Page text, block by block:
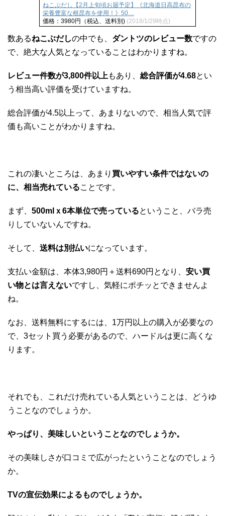
ねこぶだし【2月上旬頃お届予定】《北海道日高昆布の
栄養豊富な根昆布を使用！》50…
価格：3980円（税込、送料別) (2018/1/29時点)
数あるねこぶだしの中でも、 ダントツのレビュー数ですの
で、絶大な人気となっていることはわかりますね。
レビュー件数が3,800件以上 もあり、 総合評価が4.68とい
う相当高い評価を受けていますね。
総合評価が4.5以上って、あまりないので、相当人気で評
価も高いことがわかりますね。
これの凄いところは、あまり 買いやすい条件ではないの
に、相当売れていることです。
まず、 500mlｘ6本単位で売っているということ、バラ売
りしていないんですね。
そして、 送料は別払いになっています。
支払い金額は、本体3,980円＋送料690円となり、 安い買
い物とは言えないですし、気軽にポチッとできませんよ
ね。
なお、送料無料にするには、1万円以上の購入が必要なの
で、3セット買う必要があるので、ハードルは更に高くな
ります。
それでも、これだけ売れている人気ということは、どうゆ
うことなのでしょうか。
やっぱり、美味しいということなのでしょうか。
その美味しさが口コミで広がったということなのでしょう
か。
TVの宣伝効果によるものでしょうか。